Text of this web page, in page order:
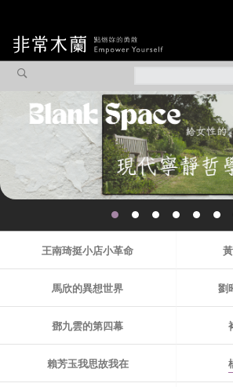
觀點專欄
焦點企劃
社會企業
認識我們
你不知道的那些女
性故事...
王南琦挺小店小革命
馬欣的異想世界 劉
鄧九雲的第四幕
賴芳玉我思故我在